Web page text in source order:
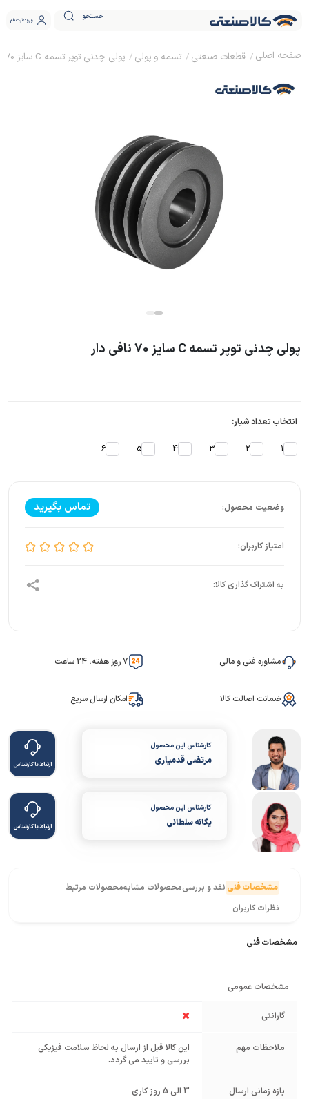
جستجو ورود ثبت نام
قطعات صنعتی تسمه و پولی پولی چدنی توپر تسمه C سایز 70 نافی دار
پولی چدنی توپر تسمه C سایز 70 نافی دار
انتخاب تعداد شیار:
1
2
3
4
5
6
تماس بگیرید
مشاوره فنی و مالی 7 روز هفته، 24 ساعت
ضمانت اصالت کالا امکان ارسال سریع
کارشناس این محصول
مرتضی قدمیاری ارتباط با کارشناس
کارشناس این محصول
یگانه سلطانی ارتباط با کارشناس
مشخصات فنی نقد و بررسیمحصولات مشابهمحصولات مرتبط
نظرات کاربران
مشخصات فنی
مشخصات عمومی
گارانتی
ملاحظات مهم
این کالا قبل از ارسال به لحاظ سلامت فیزیکی
بررسی و تایید می گردد.
بازه زمانی ارسال 3 الی 5 روز کاری